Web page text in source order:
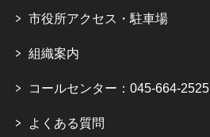
市役所アクセス・駐車場
組織案内
コールセンター：045-664-2525
よくある質問